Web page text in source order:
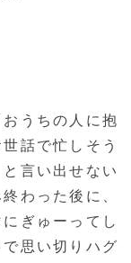
うちの人に抱
話で忙しそう
言い出せない
わった後に、
ぎゅーってし
思い切りハグ